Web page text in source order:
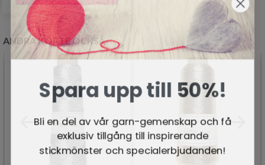
ANDRA KÖPTE OCKSÅ
Spara upp till 50%!
Bli en del av vår garn-gemenskap och få
exklusiv tillgång till inspirerande
stickmönster och specialerbjudanden!